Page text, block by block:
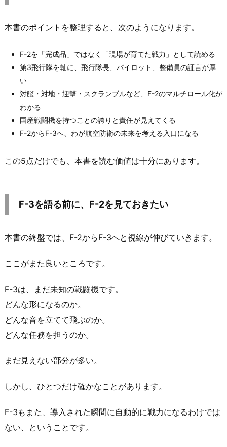
本書のポイントを整理すると、次のようになります。
F-2を「完成品」ではなく「現場が育てた戦力」として読める
第3飛行隊を軸に、飛行隊長、パイロット、整備員の証言が厚
い
対艦・対地・迎撃・スクランブルなど、F-2のマルチロール化が
わかる
国産戦闘機を持つことの誇りと責任が見えてくる
F-2からF-3へ、わが航空防衛の未来を考える入口になる
この5点だけでも、本書を読む価値は十分にあります。
F-3を語る前に、F-2を見ておきたい
本書の終盤では、F-2からF-3へと視線が伸びていきます。
ここがまた良いところです。
F-3は、まだ未知の戦闘機です。
どんな形になるのか。
どんな音を立てて飛ぶのか。
どんな任務を担うのか。
まだ見えない部分が多い。
しかし、ひとつだけ確かなことがあります。
F-3もまた、導入された瞬間に自動的に戦力になるわけでは
ない、ということです。